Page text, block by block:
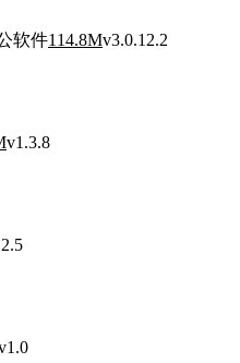
软件114.8Mv3.0.12.2
v1.3.8